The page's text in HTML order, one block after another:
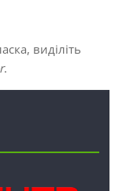
виділіть
.